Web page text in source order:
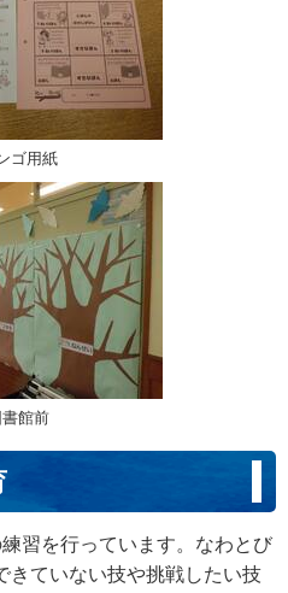
ゴ用紙
書館前
習を行っています。なわとび
きていない技や挑戦したい技